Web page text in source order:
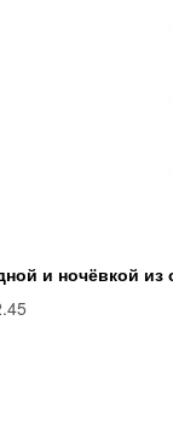
и ночёвкой из